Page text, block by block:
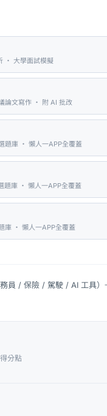
・ 大學面試模擬
論文寫作 ・ 附 AI 批改
題庫 ・ 懶人一APP全覆蓋
題庫 ・ 懶人一APP全覆蓋
庫 ・ 懶人一APP全覆蓋
員 / 保險 / 駕駛 / AI 工具）
分點